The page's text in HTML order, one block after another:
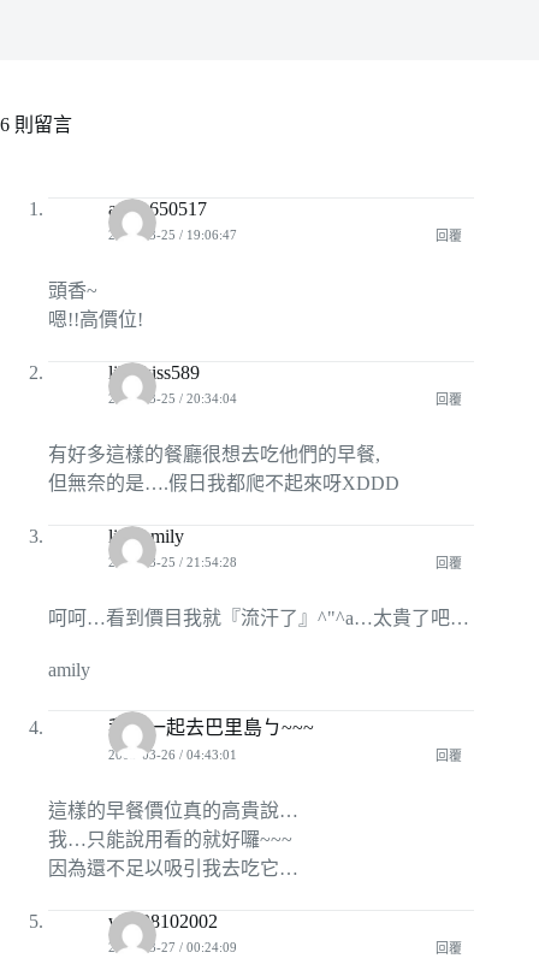
6 則留言
annie650517
2009-03-25 / 19:06:47 回覆
頭香~
嗯!!高價位!
lilimkiss589
2009-03-25 / 20:34:04 回覆
有好多這樣的餐廳很想去吃他們的早餐,
但無奈的是….假日我都爬不起來呀XDDD
lightamily
2009-03-25 / 21:54:28 回覆
呵呵…看到價目我就『流汗了』^"^a…太貴了吧…
amily
我們一起去巴里島ㄅ~~~
2009-03-26 / 04:43:01 回覆
這樣的早餐價位真的高貴說…
我…只能說用看的就好囉~~~
因為還不足以吸引我去吃它…
wey08102002
2009-03-27 / 00:24:09 回覆